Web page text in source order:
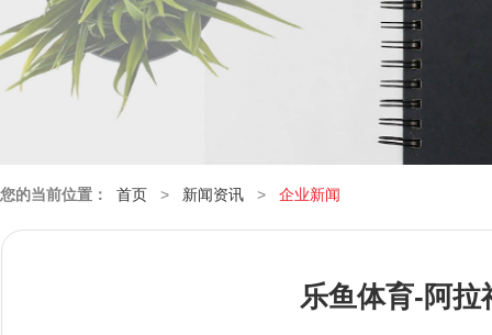
您的当前位置： 首页 > 新闻资讯 > 企业新闻
乐鱼体育-阿拉